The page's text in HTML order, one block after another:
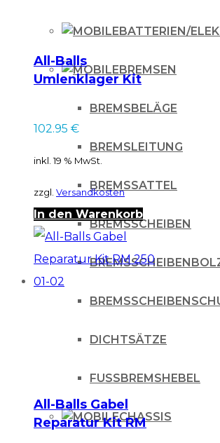
BATTERIEN/
BREMSEN
BREMSBELÄGE
BREMSLEITUNG
BREMSSATTEL
BREMSSCHEIBEN
DICHTSÄTZE
FUSSBREMSHEBEL
CHASSIS
All-Balls
Umlenklager Kit
102.95 €
inkl. 19 % MwSt.
zzgl. Versandkosten
In den Warenkorb
All-Balls Gabel
Reparatur Kit RM